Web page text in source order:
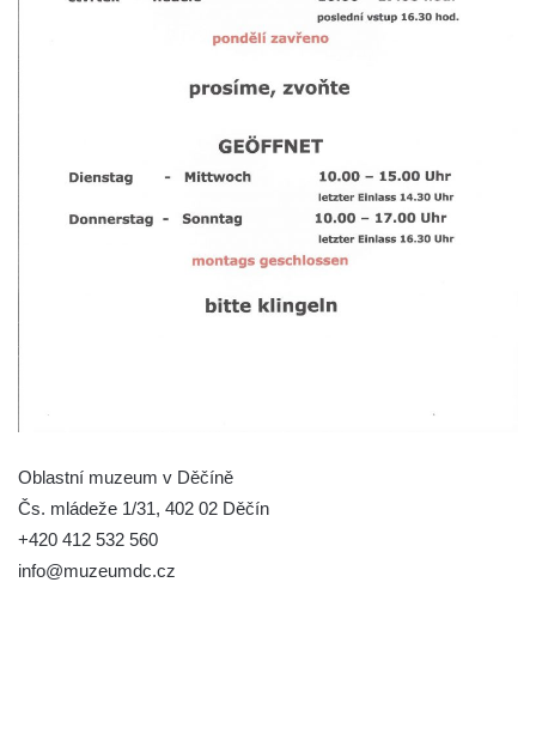
Oblastní muzeum v Děčíně
Čs. mládeže 1/31, 402 02 Děčín
+420 412 532 560
info@muzeumdc.cz